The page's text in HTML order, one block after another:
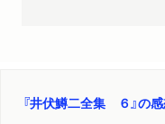
『井伏鱒二全集 ６』の